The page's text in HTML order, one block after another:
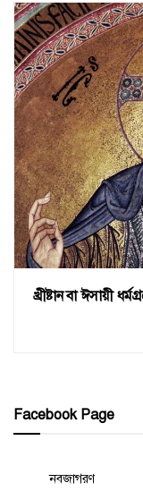
খ্রীষ্টান বা ঈসায়ী
Facebook Page
নবজাগরণ